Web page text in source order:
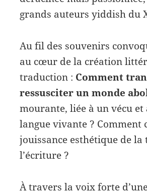
grands auteurs yiddish du
Au fil des souvenirs
au cœur de la création
traduction : Comment
ressusciter un monde
mourante, liée à un vécu
langue vivante ?
jouissance esthétique de
l’écriture ?
À travers la voix forte